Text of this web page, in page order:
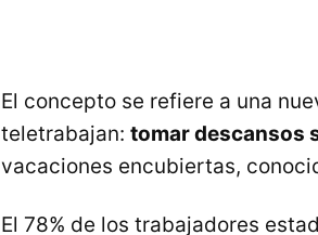
El concepto se refiere a una
teletrabajan: tomar descansos
vacaciones encubiertas,
El 78% de los trabajadores